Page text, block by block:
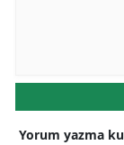
Yorum yazma